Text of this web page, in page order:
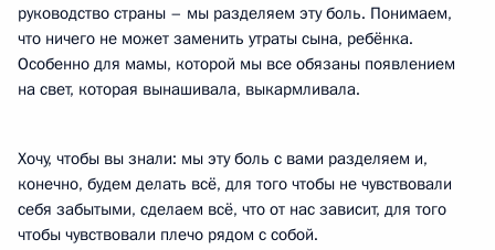
руководство страны – мы разделяем эту боль. Понимаем,
что ничего не может заменить утраты сына, ребёнка.
Особенно для мамы, которой мы все обязаны появлением
на свет, которая вынашивала, выкармливала.
Хочу, чтобы вы знали: мы эту боль с вами разделяем и,
конечно, будем делать всё, для того чтобы не чувствовали
себя забытыми, сделаем всё, что от нас зависит, для того
чтобы чувствовали плечо рядом с собой.